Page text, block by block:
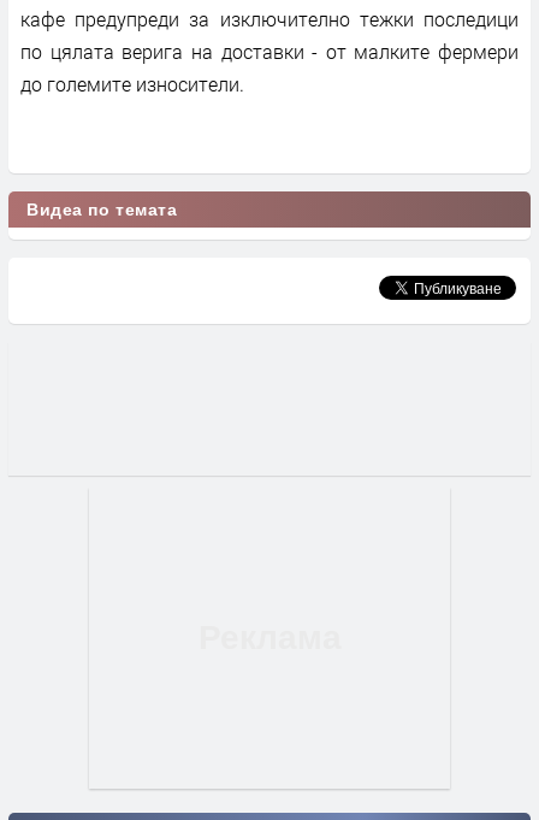
кафе предупреди за изключително тежки последици
по цялата верига на доставки - от малките фермери
до големите износители.
Видеа по темата